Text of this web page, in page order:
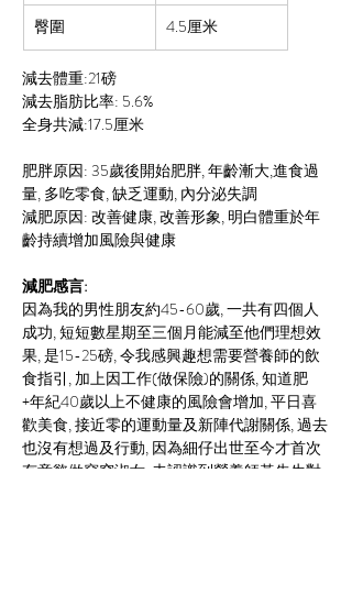
臀圍 4.5厘米
減去體重:21磅
減去脂肪比率: 5.6%
全身共減:17.5厘米
肥胖原因: 35歲後開始肥胖, 年齡漸大,進食過
量, 多吃零食, 缺乏運動, 內分泌失調
減肥原因: 改善健康, 改善形象, 明白體重於年
齡持續增加風險與健康
減肥感言:
因為我的男性朋友約45-60歲, 一共有四個人
成功, 短短數星期至三個月能減至他們理想效
果, 是15-25磅, 令我感興趣想需要營養師的飲
食指引, 加上因工作(做保險)的關係, 知道肥
+年紀40歲以上不健康的風險會增加, 平日喜
歡美食, 接近零的運動量及新陣代謝關係, 過去
也沒有想過及行動, 因為細仔出世至今才首次
有意慾做窈窕淑女, 未認識到營養師黃先生對